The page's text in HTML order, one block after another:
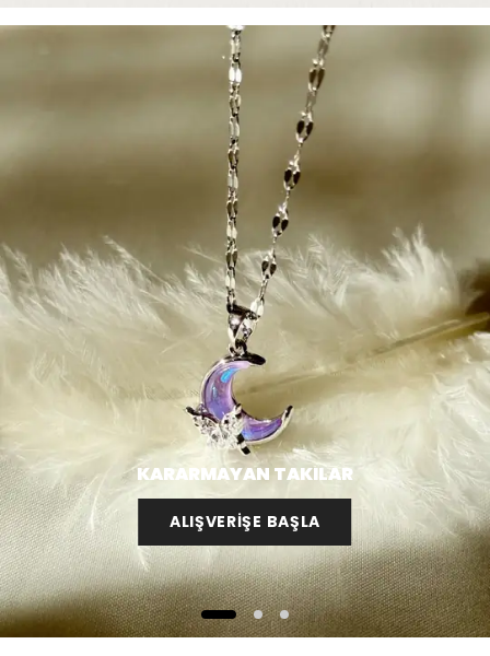
KARARMAYAN TAKILAR
ALIŞVERİŞE BAŞLA